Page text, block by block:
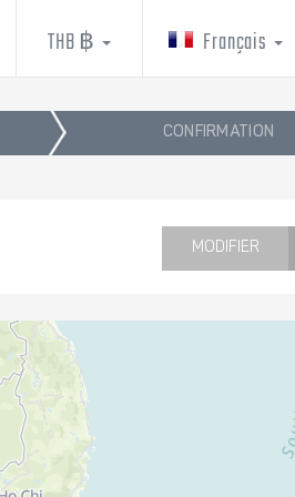
Français
THB ฿
CONFIRMATION
MODIFIER